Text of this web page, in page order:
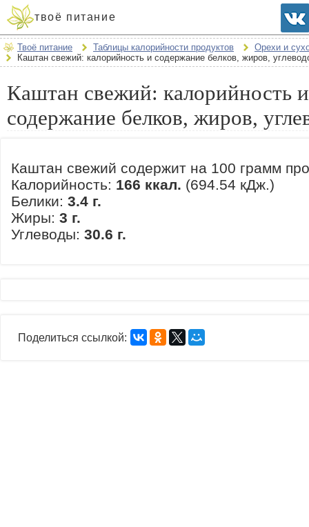
твоё питание
Твоё питание Таблицы калорийности продуктов
Орехи и
Каштан свежий: калорийность и содержание белков, жиров,
Каштан свежий: калорийность и
содержание белков, жиров,
Каштан свежий содержит на 100 грамм
Калорийность: 166 ккал. (694.54 кДж.)
Белики: 3.4 г.
Жиры: 3 г.
Углеводы: 30.6 г.
Поделиться ссылкой: